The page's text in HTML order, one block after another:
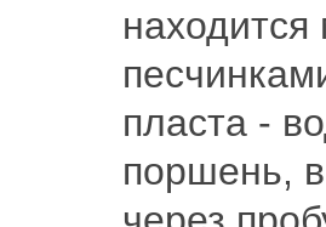
пласта -
поршень,